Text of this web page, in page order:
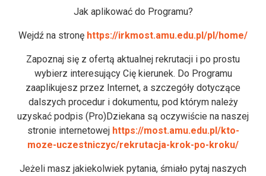
Jak aplikować do Programu?
Wejdź na stronę https://irkmost.amu.edu.pl/pl/home/
Zapoznaj się z ofertą aktualnej rekrutacji i po prostu
wybierz interesujący Cię kierunek. Do Programu
zaaplikujesz przez Internet, a szczegóły dotyczące
dalszych procedur i dokumentu, pod którym należy
uzyskać podpis (Pro)Dziekana są oczywiście na naszej
stronie internetowej https://most.amu.edu.pl/kto-
moze-uczestniczyc/rekrutacja-krok-po-kroku/
Jeżeli masz jakiekolwiek pytania, śmiało pytaj naszych